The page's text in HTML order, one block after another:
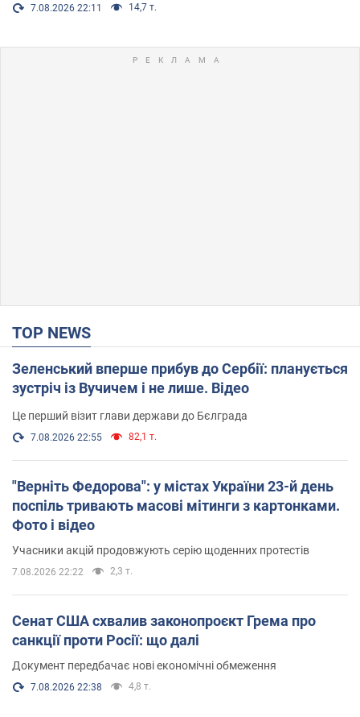
7.08.2026 22:11 14,7 т.
TOP NEWS
Зеленський вперше прибув до Сербії: планується
зустріч із Вучичем і не лише. Відео
Це перший візит глави держави до Бєлграда
7.08.2026 22:55 82,1 т.
"Верніть Федорова": у містах України 23-й день
поспіль тривають масові мітинги з картонками.
Фото і відео
Учасники акцій продовжують серію щоденних протестів
7.08.2026 22:22 2,3 т.
Сенат США схвалив законопроєкт Грема про
санкції проти Росії: що далі
Документ передбачає нові економічні обмеження
7.08.2026 22:38 4,8 т.